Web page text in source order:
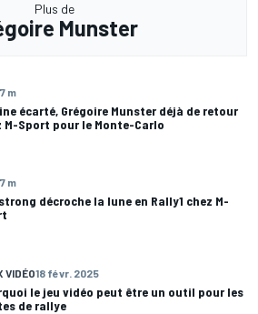
Plus de
Munster
7 m
écarté, Grégoire Munster déjà de retour
M-Sport pour le Monte-Carlo
7 m
décroche la lune en Rally1 chez M-
VIDÉO18 févr. 2025
le jeu vidéo peut être un outil pour les
de rallye